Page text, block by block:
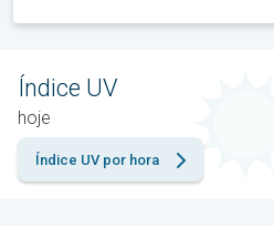
Índice UV
hoje
Índice UV por hora